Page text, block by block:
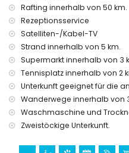
Warmluftheizung und
Einrichtungen und
Flughafentransfer
Fitnessbereich
Zusatzbett und
Sehenswürdigkeiten und
Museum (Histórico de
(Pueblo Histórico, Xàbia),
Rafting innerhalb von 50 km.
Rezeptionsservice
Satelliten-/Kabel-TV
Strand innerhalb von 5 km.
Supermarkt innerhalb von 3
Tennisplatz innerhalb von 2
Unterkunft geeignet für die
Wanderwege innerhalb von
Waschmaschine und
Zweistöckige Unterkunft.